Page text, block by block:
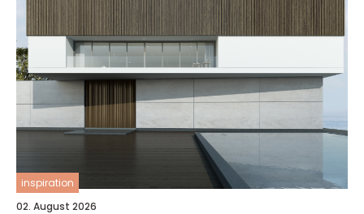
inspiration
02. August 2026